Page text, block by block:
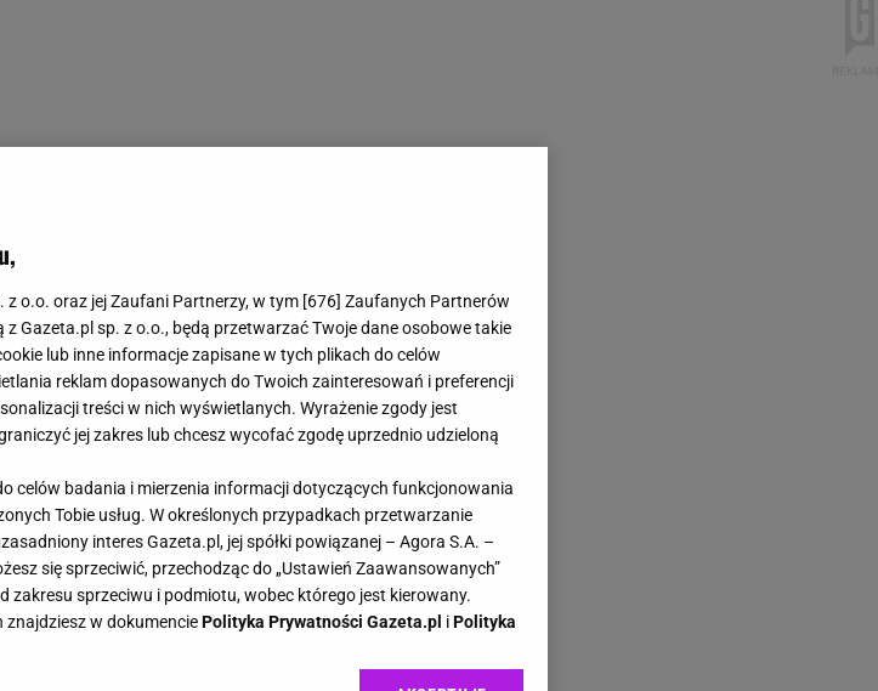
w domach.
z o.o. oraz jej Zaufani Partnerzy, w tym [676] Zaufanych Partnerów
Gazeta.pl sp. z o.o., będą przetwarzać Twoje dane osobowe takie
lub inne informacje zapisane w tych plikach do celów
reklam dopasowanych do Twoich zainteresowań i preferencji
treści w nich wyświetlanych. Wyrażenie zgody jest
jej zakres lub chcesz wycofać zgodę uprzednio udzieloną
celów badania i mierzenia informacji dotyczących funkcjonowania
Tobie usług. W określonych przypadkach przetwarzanie
interes Gazeta.pl, jej spółki powiązanej – Agora S.A. –
się sprzeciwić, przechodząc do „Ustawień Zaawansowanych”
zakresu sprzeciwu i podmiotu, wobec którego jest kierowany.
w dokumenciePolityka Prywatności Gazeta.pl iPolityka